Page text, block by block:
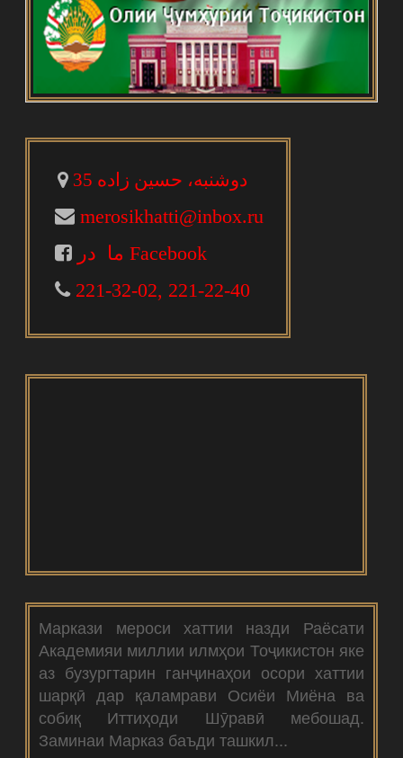
دوشنبه، حسین زاده 35
merosikhatti@inbox.ru
ما در Facebook
221-32-02, 221-22-40
Маркази мероси хаттии назди Раёсати
Академияи миллии илмҳои Тоҷикистон яке
аз бузургтарин ганҷинаҳои осори хаттии
шарқӣ дар қаламрави Осиёи Миёна ва
собиқ Иттиҳоди Шӯравӣ мебошад.
Заминаи Марказ баъди ташкил...